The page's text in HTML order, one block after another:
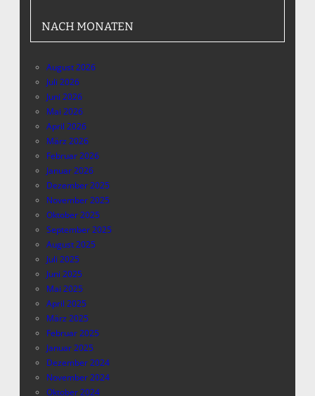
NACH MONATEN
August 2026
Juli 2026
Juni 2026
Mai 2026
April 2026
März 2026
Februar 2026
Januar 2026
Dezember 2025
November 2025
Oktober 2025
September 2025
August 2025
Juli 2025
Juni 2025
Mai 2025
April 2025
März 2025
Februar 2025
Januar 2025
Dezember 2024
November 2024
Oktober 2024